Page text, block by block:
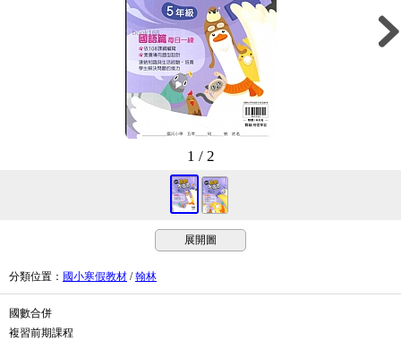
1 / 2
展開圖
分類位置 ： 國小寒假教材 /翰林
國數合併
複習前期課程